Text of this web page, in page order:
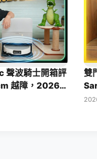
聲波騎士開箱評
越障，2026
雙